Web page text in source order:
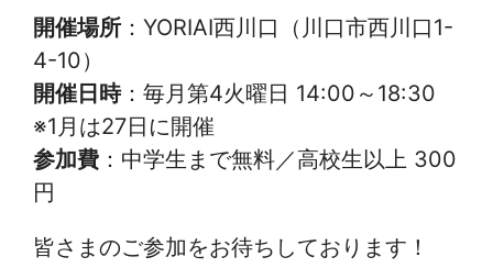
開催場所 ：YORIAI西川口（川口市西川口1-
4-10）
開催日時：毎月第4火曜日 14:00～18:30
※1月は27日に開催
参加費 ：中学生まで無料／高校生以上 300
円
皆さまのご参加をお待ちしております！